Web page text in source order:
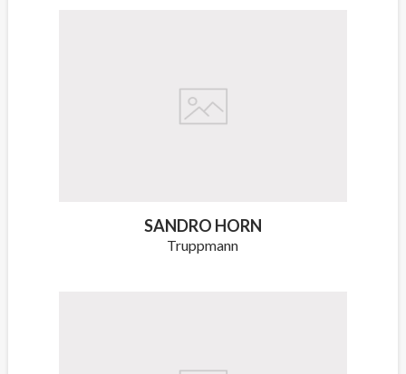
SANDRO HORN
Truppmann